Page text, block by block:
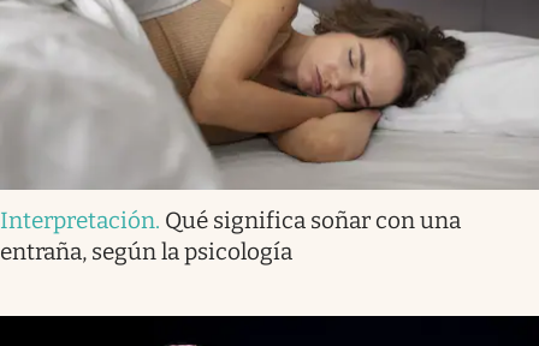
Interpretación. Qué significa soñar con una
entraña, según la psicología